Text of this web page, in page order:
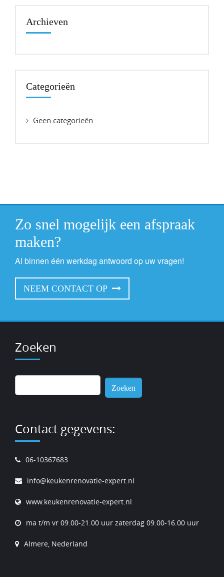
Archieven
Categorieën
Geen categorieën
Zo snel mogelijk een afspraak
maken?
Al binnen één werkdag antwoord op uw vragen!
NEEM CONTACT OP
Zoeken
Zoeken
naar:
Contact gegevens:
06-10367683
info@keukenrenovatie-expert.nl
www.keukenrenovatie-expert.nl
ma t/m vr 09.00-21.00 uur zaterdag 09.00-16.00 uur
Almere, Nederland